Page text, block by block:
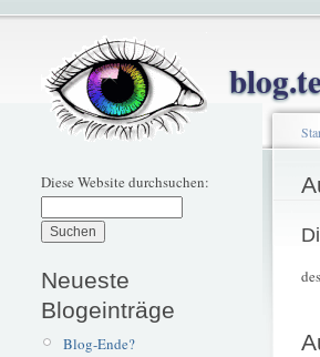
Diese Website durchsuchen:
Neueste
Blogeinträge
Blog-Ende?